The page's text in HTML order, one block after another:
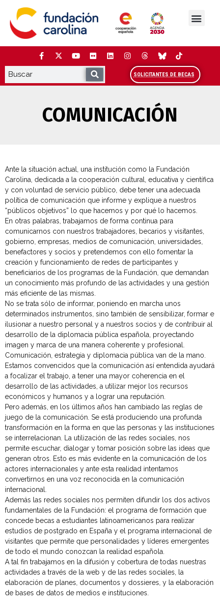
contenido
SOLICITANTES DE BECAS
COMUNICACIÓN
Ante la situación actual, una institución como la Fundación
Carolina, dedicada a la cooperación cultural, educativa y científica
y con voluntad de servicio público, debe tener una adecuada
política de comunicación que informe y explique a nuestros
“públicos objetivos” lo que hacemos y por qué lo hacemos.
En otras palabras, trabajamos de forma continua para
comunicarnos con nuestros trabajadores, becarios y visitantes,
gobierno, empresas, medios de comunicación, universidades,
benefactores y socios y pretendemos con ello fomentar la
creación y funcionamiento de redes de participantes y
beneficiarios de los programas de la Fundación, que demandan
un conocimiento más profundo de las actividades y una gestión
más eficiente de las mismas.
No se trata sólo de informar, poniendo en marcha unos
determinados instrumentos, sino también de sensibilizar, formar e
ilusionar a nuestro personal y a nuestros socios y de contribuir al
desarrollo de la diplomacia pública española, proyectando
imagen y marca de una manera coherente y profesional.
Comunicación, estrategia y diplomacia pública van de la mano.
Estamos convencidos que la comunicación así entendida ayudará
a focalizar el trabajo, a tener una mayor coherencia en el
desarrollo de las actividades, a utilizar mejor los recursos
económicos y humanos y a lograr una reputación.
Pero además, en los últimos años han cambiado las reglas de
juego de la comunicación. Se está produciendo una profunda
transformación en la forma en que las personas y las instituciones
se interrelacionan. La utilización de las redes sociales, nos
permite escuchar, dialogar y tomar posición sobre las ideas que
generan otros. Esto es más evidente en la comunicación de los
actores internacionales y ante esta realidad intentamos
convertirnos en una voz reconocida en la comunicación
internacional.
Además las redes sociales nos permiten difundir los dos activos
fundamentales de la Fundación: el programa de formación que
concede becas a estudiantes latinoamericanos para realizar
estudios de postgrado en España y el programa internacional de
visitantes que permite que personalidades y líderes emergentes
de todo el mundo conozcan la realidad española.
A tal fin trabajamos en la difusión y cobertura de todas nuestras
actividades a través de la web y de las redes sociales, la
elaboración de planes, documentos y dossieres, y la elaboración
de bases de datos de medios e instituciones.